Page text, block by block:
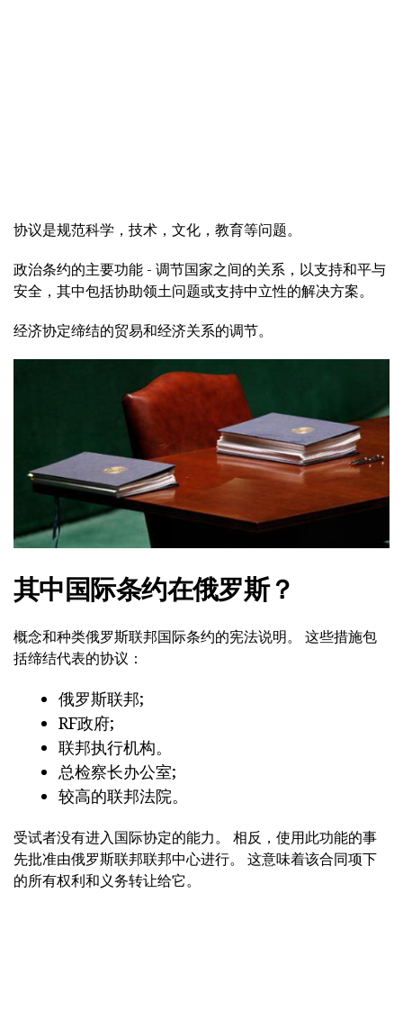
协议是规范科学，技术，文化，教育等问题。
政治条约的主要功能 - 调节国家之间的关系，以支持和平与
安全，其中包括协助领土问题或支持中立性的解决方案。
经济协定缔结的贸易和经济关系的调节。
其中国际条约在俄罗斯？
概念和种类俄罗斯联邦国际条约的宪法说明。 这些措施包
括缔结代表的协议：
俄罗斯联邦;
RF政府;
联邦执行机构。
总检察长办公室;
较高的联邦法院。
受试者没有进入国际协定的能力。 相反，使用此功能的事
先批准由俄罗斯联邦联邦中心进行。 这意味着该合同项下
的所有权利和义务转让给它。